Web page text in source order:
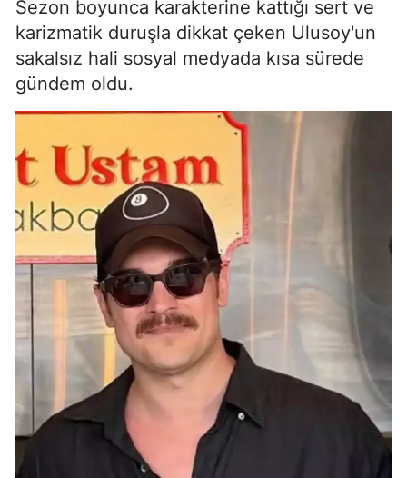
Sezon boyunca karakterine kattığı sert ve
karizmatik duruşla dikkat çeken Ulusoy'un
sakalsız hali sosyal medyada kısa sürede
gündem oldu.